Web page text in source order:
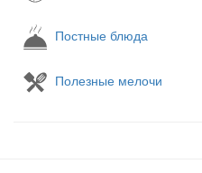
Постные блюда
Полезные мелочи